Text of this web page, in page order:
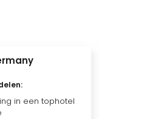
:
in een tophotel